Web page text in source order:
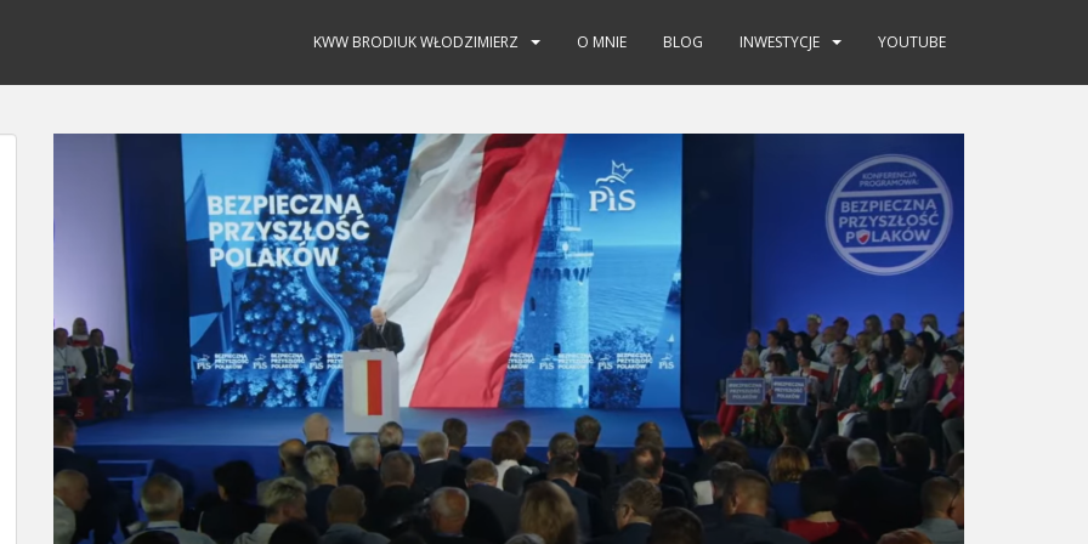
KWW BRODIUK WŁODZIMIERZ O MNIE BLOG INWESTYCJE YOUTUBE